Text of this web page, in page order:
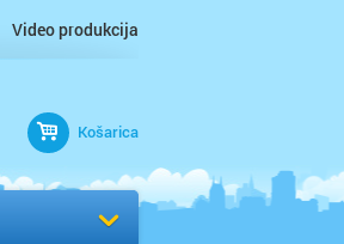
Video produkcija
Košarica